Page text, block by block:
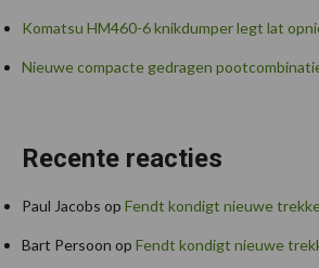
Komatsu HM460-6 knikdumper legt lat
Nieuwe compacte gedragen
Recente reacties
Paul Jacobs op Fendt kondigt nieuwe
Bart Persoon op Fendt kondigt nieuwe